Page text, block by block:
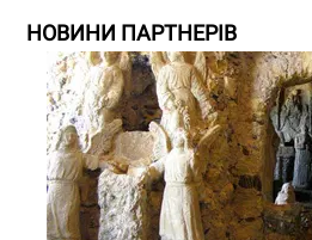
НОВИНИ ПАРТНЕРІВ